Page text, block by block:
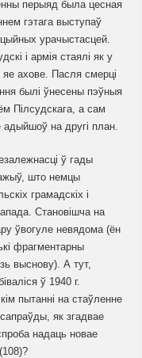
перыяд была цесная
гэтага выступаў
урачыстасцей.
і армія стаялі як у
яе ахове. Пасля смерці
былі ўнесены пэўныя
Пілсудскага, а сам
на другі план.
ў гады
што немцы
грамадскіх і
Становішча на
ўвогуле невядома (ён
фрагментарны
выснову). А тут,
ў 1940 г.
пытанні на стаўленне
як згадвае
надаць новае